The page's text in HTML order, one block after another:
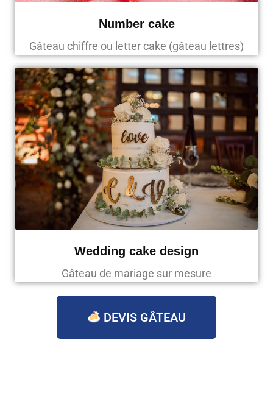
Number cake
Gâteau chiffre ou letter cake (gâteau lettres)
Wedding cake design
Gâteau de mariage sur mesure
DEVIS GÂTEAU